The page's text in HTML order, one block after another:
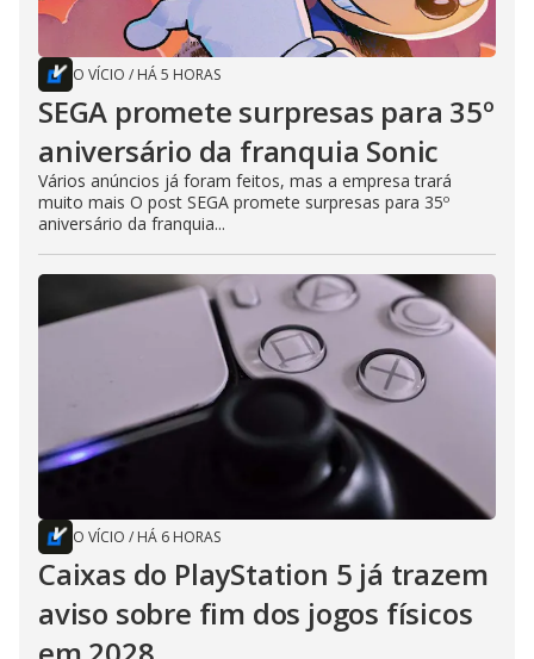
O VÍCIO / HÁ 5 HORAS
SEGA promete surpresas para 35º
aniversário da franquia Sonic
Vários anúncios já foram feitos, mas a empresa trará
muito mais O post SEGA promete surpresas para 35º
aniversário da franquia...
O VÍCIO / HÁ 6 HORAS
Caixas do PlayStation 5 já trazem
aviso sobre fim dos jogos físicos